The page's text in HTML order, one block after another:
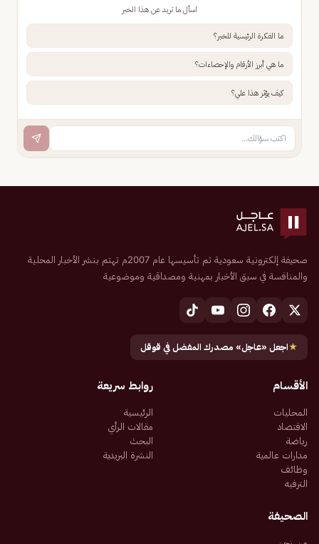
اسأل ما تريد عن هذا الخبر
ما الفكرة الرئيسية للخبر؟
ما هي أبرز الأرقام والإحصاءات؟
كيف يؤثر هذا علي؟
صحيفة إلكترونية سعودية تم تأسيسها عام 2007م تهتم بنشر الأخبار المحلية
والمنافسة في سبق الأخبار بمهنية ومصداقية وموضوعية
★اجعل «عاجل» مصدرك المفضل في قوقل
الأقسام
المحليات
الاقتصاد
رياضة
مدارات عالمية
وظائف
الترفيه
روابط سريعة
الرئيسية
مقالات الرأي
البحث
النشرة البريدية
الصحيفة